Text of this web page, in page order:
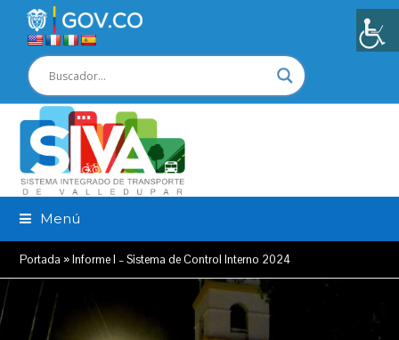
Menú
Portada »Informe I – Sistema de Control Interno 2024